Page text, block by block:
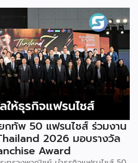
จัย ดูแลเรื่องการวิจัยในภาพรวม รวม
นุนนักวิจัย ตั้งแต่ระดับเยาวชนไปจนถึง
เป็นหน่วยงานผู้อยู่เบื้องหลังงานวิจัย
ำ กิจกรรมที่นำมาจัดแสดงในบูธ
วช. สนับสนุนภายใต้ชุดโครงการ
าหมายชัดเจน คือการแนะแนวและ
ำนวัตกรรมที่ต่อยอดมาจากงานวิจัย
ด้จริงในเชิงพาณิชย์ ไม่ใช่แค่งาน
ค้าที่นำมาโชว์ในบูธจึงเป็นผลิตภัณฑ์
บางแบรนด์ขายออนไลน์ บางแบรนด์
ากนี้ ยังมีการสาธิตนำผลิตภัณฑ์ไป
งดื่มให้ผู้ร่วมงานเห็นวิธีใช้งานจริง
าวางขายแบบเดิม ๆ แต่แปรรูปเป็น
นได้ชิมสดๆ หน้าบูธ เพื่อดึงดูดและ
ทัพ 50 แฟรนไชส์ ร่วมงาน
2026 มอบรางวัล
Award